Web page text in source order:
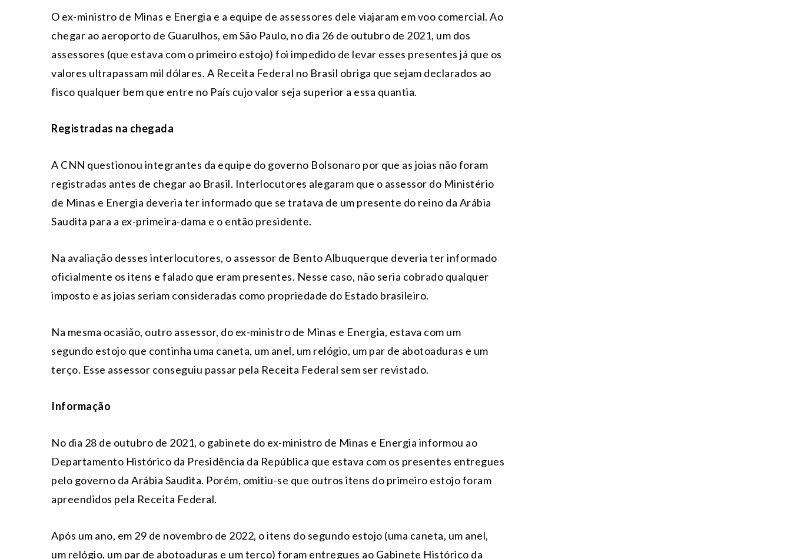
O ex-ministro de Minas e Energia e a equipe de assessores dele viajaram em voo comercial. Ao
chegar ao aeroporto de Guarulhos, em São Paulo, no dia 26 de outubro de 2021, um dos
assessores (que estava com o primeiro estojo) foi impedido de levar esses presentes já que os
valores ultrapassam mil dólares. A Receita Federal no Brasil obriga que sejam declarados ao
fisco qualquer bem que entre no País cujo valor seja superior a essa quantia.
Registradas na chegada
A CNN questionou integrantes da equipe do governo Bolsonaro por que as joias não foram
registradas antes de chegar ao Brasil. Interlocutores alegaram que o assessor do Ministério
de Minas e Energia deveria ter informado que se tratava de um presente do reino da Arábia
Saudita para a ex-primeira-dama e o então presidente.
Na avaliação desses interlocutores, o assessor de Bento Albuquerque deveria ter informado
oficialmente os itens e falado que eram presentes. Nesse caso, não seria cobrado qualquer
imposto e as joias seriam consideradas como propriedade do Estado brasileiro.
Na mesma ocasião, outro assessor, do ex-ministro de Minas e Energia, estava com um
segundo estojo que continha uma caneta, um anel, um relógio, um par de abotoaduras e um
terço. Esse assessor conseguiu passar pela Receita Federal sem ser revistado.
Informação
No dia 28 de outubro de 2021, o gabinete do ex-ministro de Minas e Energia informou ao
Departamento Histórico da Presidência da República que estava com os presentes entregues
pelo governo da Arábia Saudita. Porém, omitiu-se que outros itens do primeiro estojo foram
apreendidos pela Receita Federal.
Após um ano, em 29 de novembro de 2022, o itens do segundo estojo (uma caneta, um anel,
um relógio, um par de abotoaduras e um terço) foram entregues ao Gabinete Histórico da